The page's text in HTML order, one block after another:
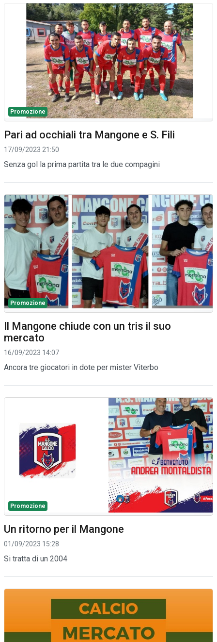
Promozione
Pari ad occhiali tra Mangone e S. Fili
17/09/2023 21:50
Senza gol la prima partita tra le due compagini
Promozione
Il Mangone chiude con un tris il suo
mercato
16/09/2023 14:07
Ancora tre giocatori in dote per mister Viterbo
Promozione
Un ritorno per il Mangone
01/09/2023 15:28
Si tratta di un 2004